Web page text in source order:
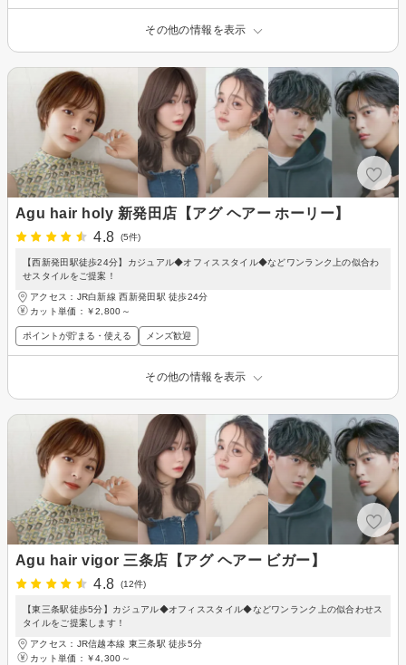
その他の情報を表示
Agu hair holy 新発田店【アグ ヘアー ホーリー】
4.8
(5件)
【西新発田駅徒歩24分】カジュアル◆オフィススタイル◆などワンランク上の似合わ
せスタイルをご提案！
アクセス：JR白新線 西新発田駅 徒歩24分
カット単価： ￥2,800～
ポイントが貯まる・使える メンズ歓迎
その他の情報を表示
Agu hair vigor 三条店【アグ ヘアー ビガー】
4.8
(12件)
【東三条駅徒歩5分】カジュアル◆オフィススタイル◆などワンランク上の似合わせス
タイルをご提案します！
アクセス：JR信越本線 東三条駅 徒歩5分
カット単価： ￥4,300～